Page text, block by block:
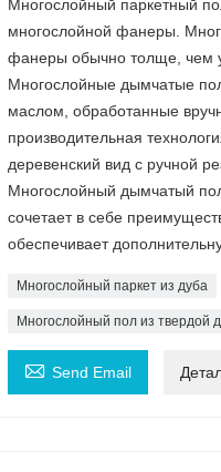
Многослойный паркетный
многослойной фанеры.
фанеры обычно толще, чем
Многослойные дымчатые
маслом, обработанные
производительная
деревенский вид с ручной
Многослойный дымчатый
сочетает в себе
обеспечивает
Многослойный паркет из дуба
Многослойный пол из твердой
 Send Email